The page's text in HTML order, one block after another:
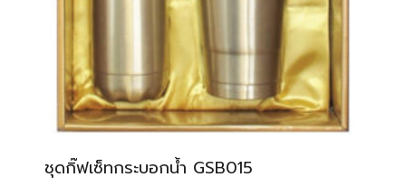
ชุดกิ๊ฟเซ็ทกระบอกน้ำ GSB015